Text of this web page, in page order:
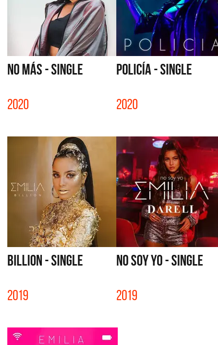
NO MÁS - SINGLE
2020
POLICÍA - SINGLE
2020
BILLION - SINGLE
2019
NO SOY YO - SINGLE
2019